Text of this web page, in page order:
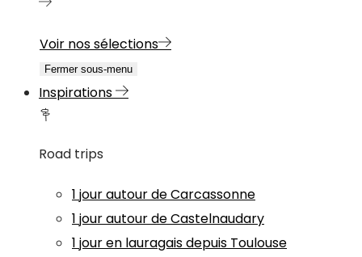
Voir nos sélections
Fermer sous-menu
Inspirations
Road trips
1 jour autour de Carcassonne
1 jour autour de Castelnaudary
1 jour en lauragais depuis Toulouse